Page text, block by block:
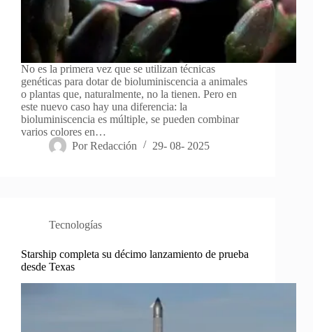
No es la primera vez que se utilizan técnicas
genéticas para dotar de bioluminiscencia a animales
o plantas que, naturalmente, no la tienen. Pero en
este nuevo caso hay una diferencia: la
bioluminiscencia es múltiple, se pueden combinar
varios colores en…
Por Redacción 29- 08- 2025
Tecnologías
Starship completa su décimo lanzamiento de prueba
desde Texas